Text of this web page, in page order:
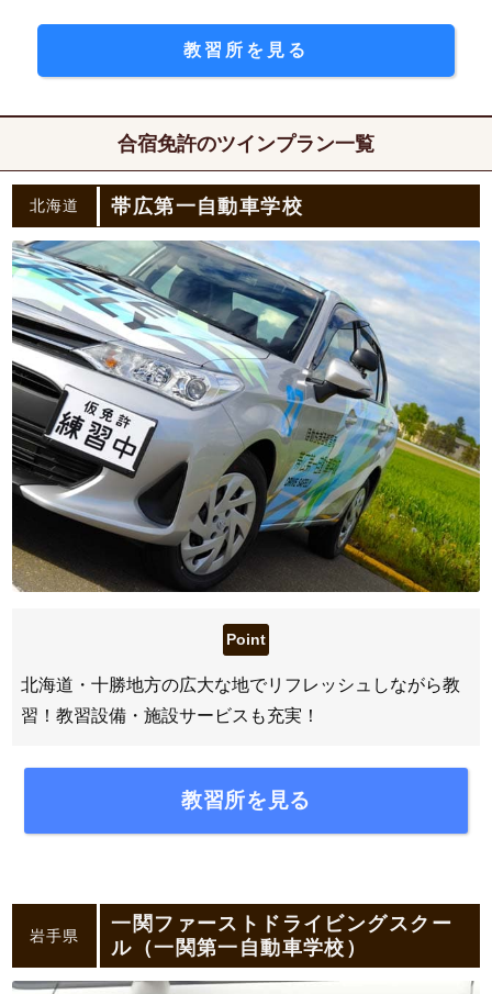
教習所を見る
合宿免許のツインプラン一覧
北海道 帯広第一自動車学校
北海道・十勝地方の広大な地でリフレッシュしながら教
習！教習設備・施設サービスも充実！
教習所を見る
岩手県
一関ファーストドライビングスクー
ル（一関第一自動車学校）